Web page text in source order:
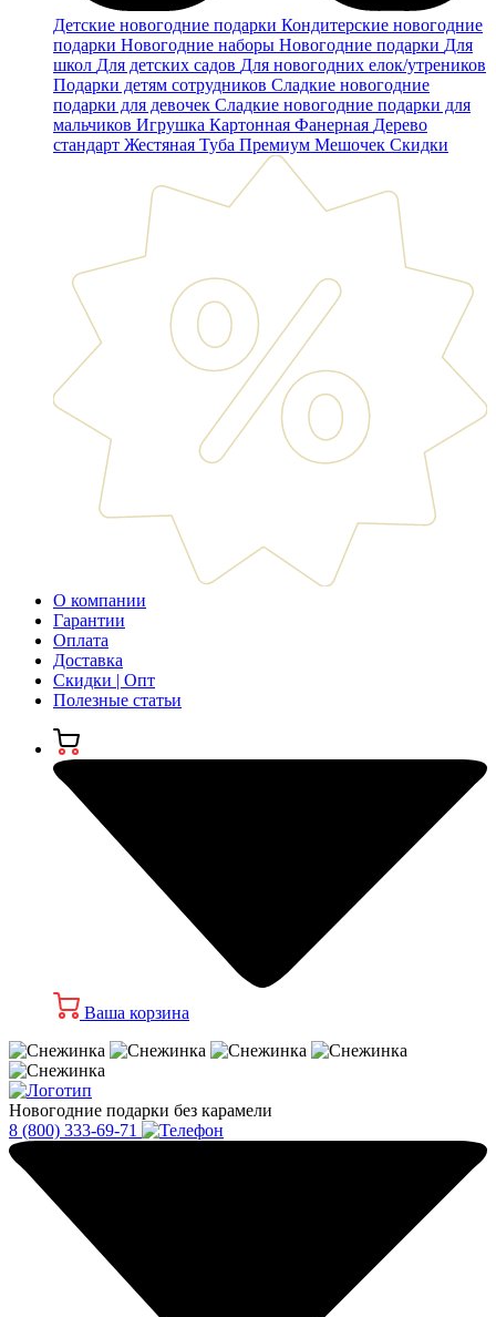
Детские новогодние подарки Кондитерские новогодние
подарки Новогодние наборы Новогодние подарки Для
школ Для детских садов Для новогодних елок/утреников
Подарки детям сотрудников Сладкие новогодние
подарки для девочек Сладкие новогодние подарки для
мальчиков Игрушка Картонная Фанерная Дерево
стандарт Жестяная Туба Премиум Мешочек Скидки
О компании
Гарантии
Оплата
Доставка
Скидки | Опт
Полезные статьи
Ваша корзина
Новогодние подарки без карамели
8 (800) 333-69-71